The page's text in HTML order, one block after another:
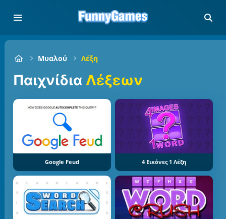
Μυαλού Λέξη
Παιχνίδια Λέξεων
Google Feud 4 Εικόνες 1 Λέξη